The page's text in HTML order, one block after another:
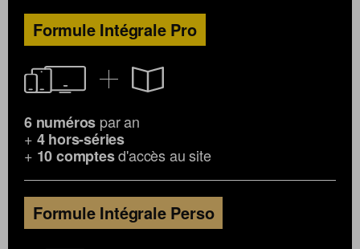
Formule Intégrale Pro
6 numéros par an
+ 4 hors-séries
+ 10 comptesd'accès au site
Formule Intégrale Perso